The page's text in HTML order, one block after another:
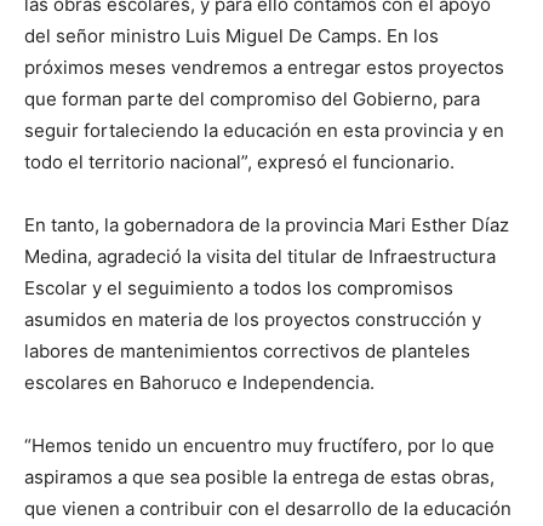
las obras escolares, y para ello contamos con el apoyo
del señor ministro Luis Miguel De Camps. En los
próximos meses vendremos a entregar estos proyectos
que forman parte del compromiso del Gobierno, para
seguir fortaleciendo la educación en esta provincia y en
todo el territorio nacional”, expresó el funcionario.
En tanto, la gobernadora de la provincia Mari Esther Díaz
Medina, agradeció la visita del titular de Infraestructura
Escolar y el seguimiento a todos los compromisos
asumidos en materia de los proyectos construcción y
labores de mantenimientos correctivos de planteles
escolares en Bahoruco e Independencia.
“Hemos tenido un encuentro muy fructífero, por lo que
aspiramos a que sea posible la entrega de estas obras,
que vienen a contribuir con el desarrollo de la educación